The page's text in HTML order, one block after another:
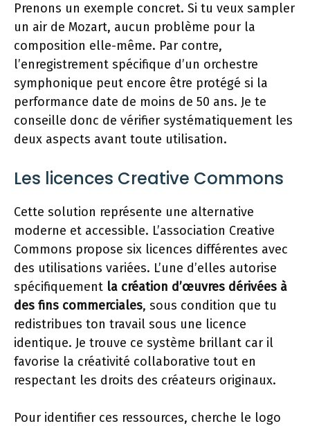
Prenons un exemple concret. Si tu veux sampler
un air de Mozart, aucun problème pour la
composition elle-même. Par contre,
l’enregistrement spécifique d’un orchestre
symphonique peut encore être protégé si la
performance date de moins de 50 ans. Je te
conseille donc de vérifier systématiquement les
deux aspects avant toute utilisation.
Les licences Creative Commons
Cette solution représente une alternative
moderne et accessible. L’association Creative
Commons propose six licences différentes avec
des utilisations variées. L’une d’elles autorise
spécifiquement la création d’œuvres dérivées à
des fins commerciales, sous condition que tu
redistribues ton travail sous une licence
identique. Je trouve ce système brillant car il
favorise la créativité collaborative tout en
respectant les droits des créateurs originaux.
Pour identifier ces ressources, cherche le logo